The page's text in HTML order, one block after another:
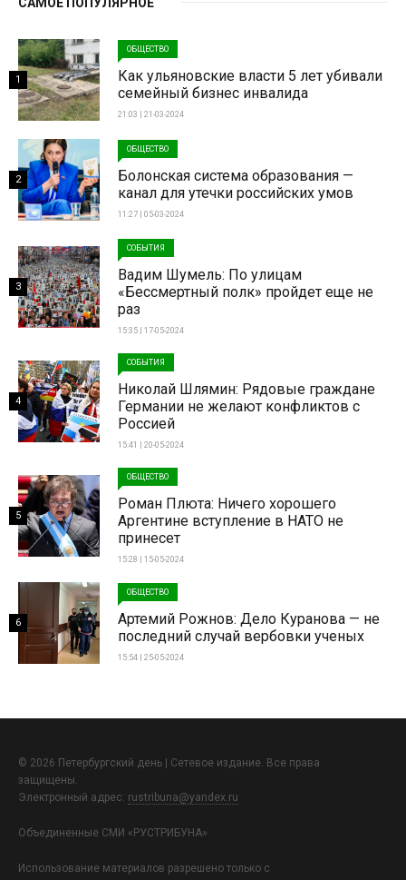
ОБЩЕСТВО
Как ульяновские власти 5 лет убивали
семейный бизнес инвалида
21:03 | 21-03-2024
1
ОБЩЕСТВО
Болонская система образования —
канал для утечки российских умов
11:27 | 05-03-2024
2
СОБЫТИЯ
Вадим Шумель: По улицам
«Бессмертный полк» пройдет еще не
раз
15:35 | 17-05-2024
3
СОБЫТИЯ
Николай Шлямин: Рядовые граждане
Германии не желают конфликтов с
Россией
15:41 | 20-05-2024
4
ОБЩЕСТВО
Роман Плюта: Ничего хорошего
Аргентине вступление в НАТО не
принесет
15:28 | 15-05-2024
5
ОБЩЕСТВО
Артемий Рожнов: Дело Куранова — не
последний случай вербовки ученых
15:54 | 25-05-2024
6
© 2026 Петербургский день | Сетевое издание. Все права
защищены.
Электронный адрес: rustribuna@yandex.ru
Объединенные СМИ «РУСТРИБУНА»
Использование материалов разрешено только с